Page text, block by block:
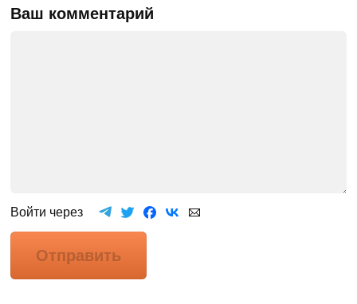
Ваш комментарий
Войти через
Отправить